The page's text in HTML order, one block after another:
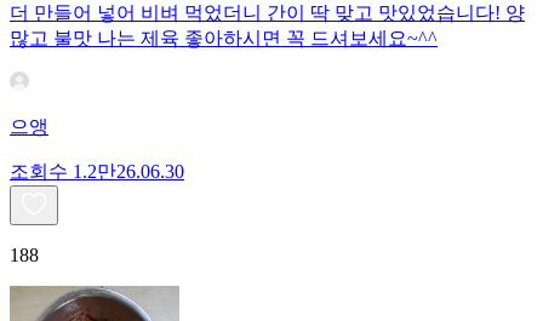
더 만들어 넣어 비벼 먹었더니 간이 딱 맞고 맛있었습니다! 양
많고 불맛 나는 제육 좋아하시면 꼭 드셔보세요~^^
으앵
조회수 1.2만26.06.30
188